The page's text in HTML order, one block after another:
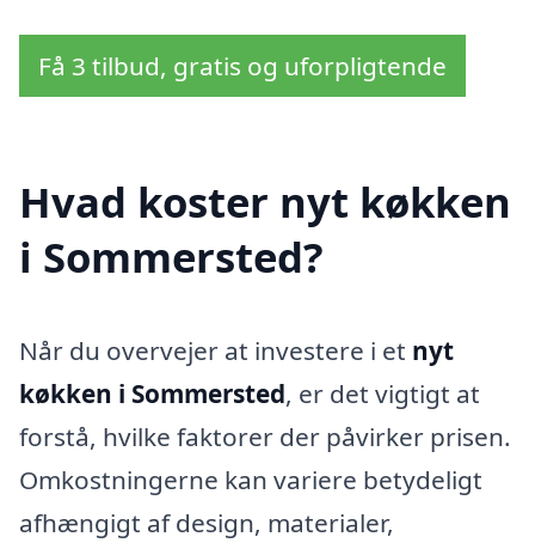
Få 3 tilbud, gratis og uforpligtende
Hvad koster nyt køkken
i Sommersted?
Når du overvejer at investere i et nyt
køkken i Sommersted, er det vigtigt at
forstå, hvilke faktorer der påvirker prisen.
Omkostningerne kan variere betydeligt
afhængigt af design, materialer,